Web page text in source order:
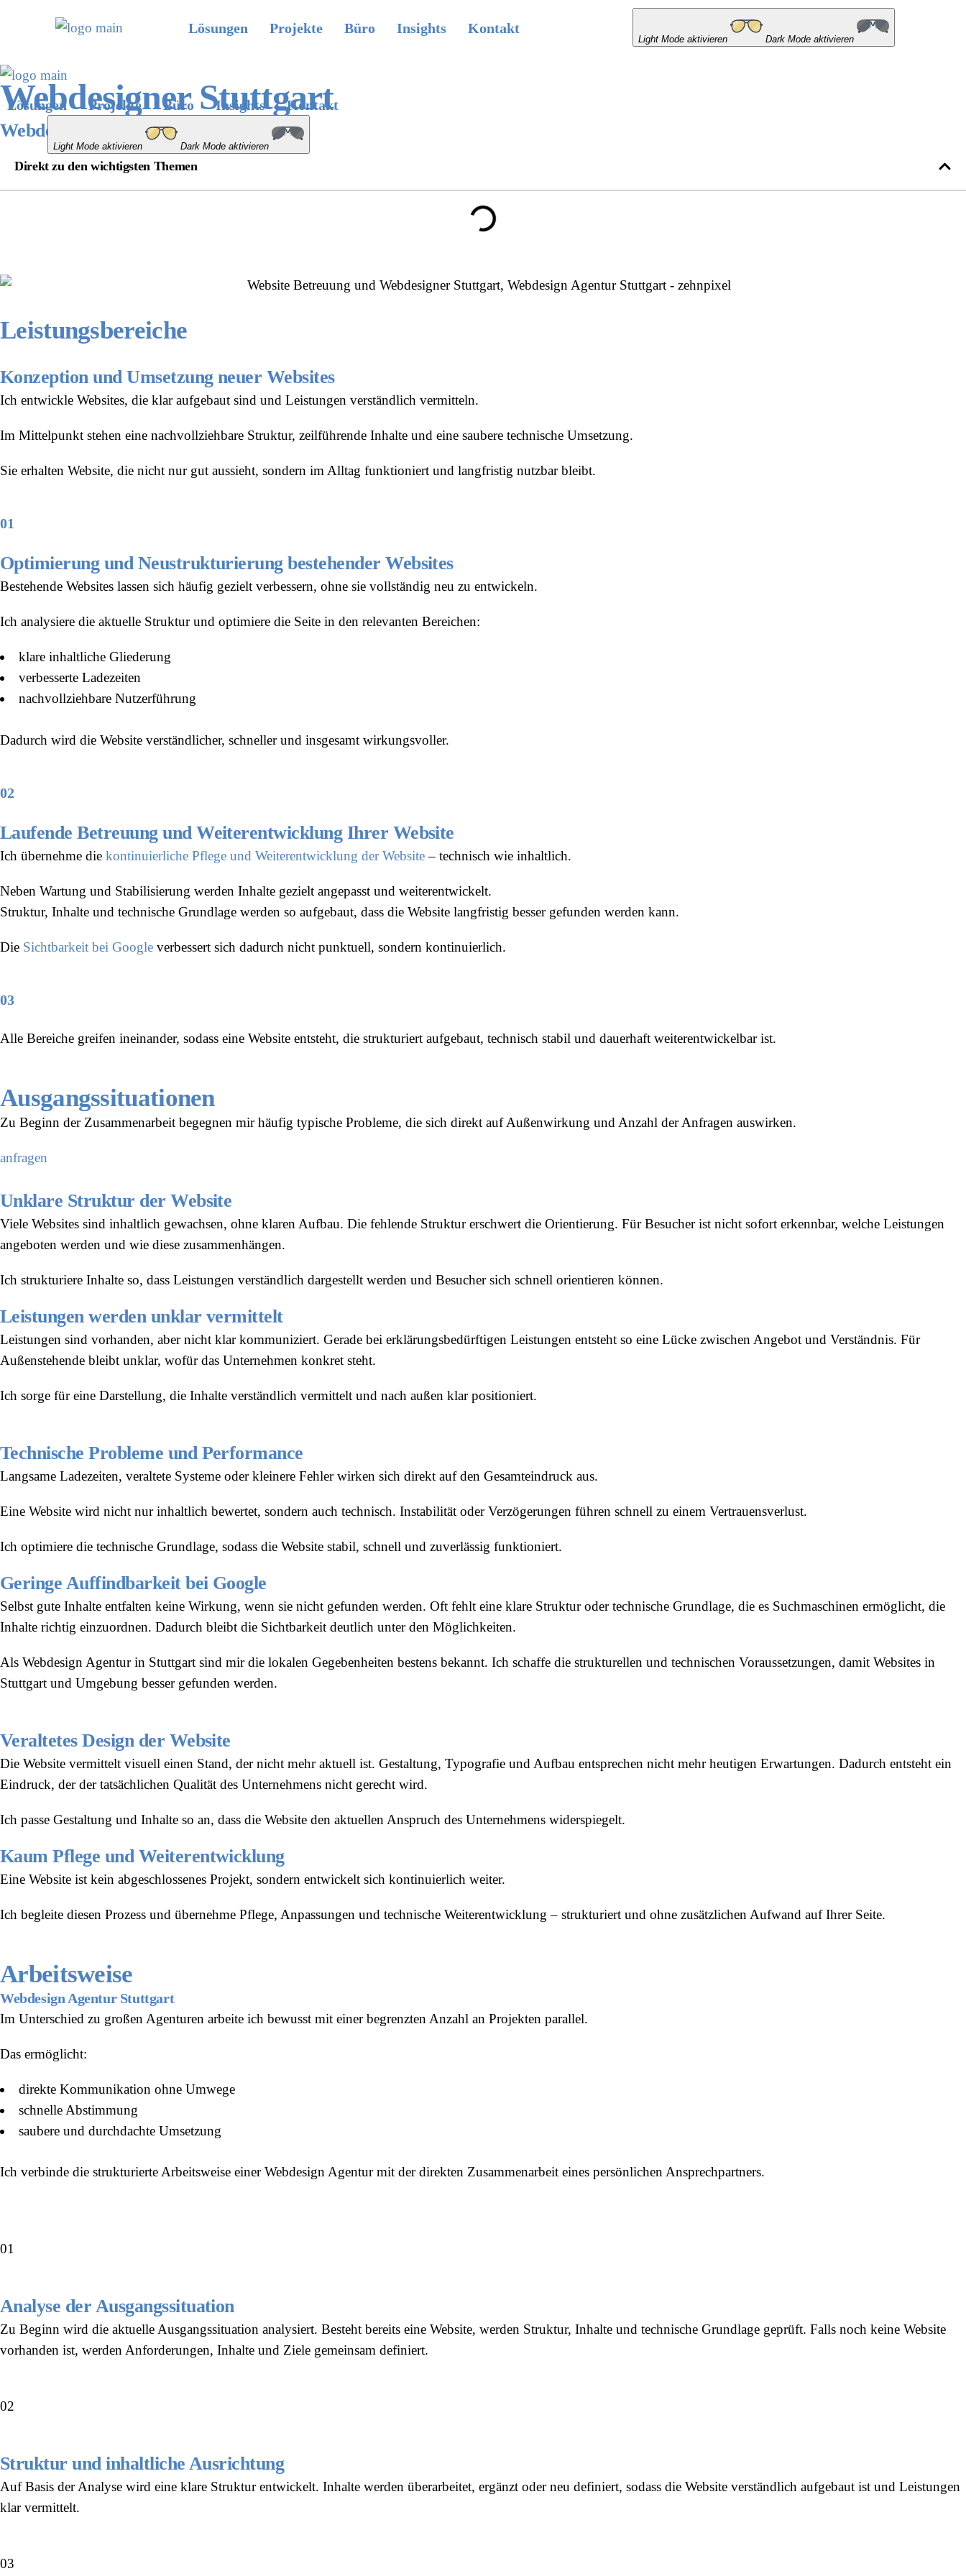
Lösungen Projekte Büro Insights Kontakt
Light Mode aktivieren Dark Mode aktivieren
Lösungen Projekte Büro Insights Kontakt
Light Mode aktivieren Dark Mode aktivieren
Webdesigner Stuttgart
Webdesign made in Stuttgart.
Direkt zu den wichtigsten Themen
Leistungsbereiche
Konzeption und Umsetzung neuer Websites
Ich entwickle Websites, die klar aufgebaut sind und Leistungen verständlich vermitteln.
Im Mittelpunkt stehen eine nachvollziehbare Struktur, zeilführende Inhalte und eine saubere technische Umsetzung.
Sie erhalten Website, die nicht nur gut aussieht, sondern im Alltag funktioniert und langfristig nutzbar bleibt.
01
Optimierung und Neustrukturierung bestehender Websites
Bestehende Websites lassen sich häufig gezielt verbessern, ohne sie vollständig neu zu entwickeln.
Ich analysiere die aktuelle Struktur und optimiere die Seite in den relevanten Bereichen:
klare inhaltliche Gliederung
verbesserte Ladezeiten
nachvollziehbare Nutzerführung
Dadurch wird die Website verständlicher, schneller und insgesamt wirkungsvoller.
02
Laufende Betreuung und Weiterentwicklung Ihrer Website
Ich übernehme die kontinuierliche Pflege und Weiterentwicklung der Website– technisch wie inhaltlich.
Neben Wartung und Stabilisierung werden Inhalte gezielt angepasst und weiterentwickelt.
Struktur, Inhalte und technische Grundlage werden so aufgebaut, dass die Website langfristig besser gefunden werden kann.
Die Sichtbarkeit bei Google verbessert sich dadurch nicht punktuell, sondern kontinuierlich.
03
Alle Bereiche greifen ineinander, sodass eine Website entsteht, die strukturiert aufgebaut, technisch stabil und dauerhaft weiterentwickelbar ist.
Ausgangssituationen
Zu Beginn der Zusammenarbeit begegnen mir häufig typische Probleme, die sich direkt auf Außenwirkung und Anzahl der Anfragen auswirken.
anfragen
Unklare Struktur der Website
Viele Websites sind inhaltlich gewachsen, ohne klaren Aufbau. Die fehlende Struktur erschwert die Orientierung. Für Besucher ist nicht sofort erkennbar, welche Leistungen
angeboten werden und wie diese zusammenhängen.
Ich strukturiere Inhalte so, dass Leistungen verständlich dargestellt werden und Besucher sich schnell orientieren können.
Leistungen werden unklar vermittelt
Leistungen sind vorhanden, aber nicht klar kommuniziert. Gerade bei erklärungsbedürftigen Leistungen entsteht so eine Lücke zwischen Angebot und Verständnis. Für
Außenstehende bleibt unklar, wofür das Unternehmen konkret steht.
Ich sorge für eine Darstellung, die Inhalte verständlich vermittelt und nach außen klar positioniert.
Technische Probleme und Performance
Langsame Ladezeiten, veraltete Systeme oder kleinere Fehler wirken sich direkt auf den Gesamteindruck aus.
Eine Website wird nicht nur inhaltlich bewertet, sondern auch technisch. Instabilität oder Verzögerungen führen schnell zu einem Vertrauensverlust.
Ich optimiere die technische Grundlage, sodass die Website stabil, schnell und zuverlässig funktioniert.
Geringe Auffindbarkeit bei Google
Selbst gute Inhalte entfalten keine Wirkung, wenn sie nicht gefunden werden. Oft fehlt eine klare Struktur oder technische Grundlage, die es Suchmaschinen ermöglicht, die
Inhalte richtig einzuordnen. Dadurch bleibt die Sichtbarkeit deutlich unter den Möglichkeiten.
Als Webdesign Agentur in Stuttgart sind mir die lokalen Gegebenheiten bestens bekannt. Ich schaffe die strukturellen und technischen Voraussetzungen, damit Websites in
Stuttgart und Umgebung besser gefunden werden.
Veraltetes Design der Website
Die Website vermittelt visuell einen Stand, der nicht mehr aktuell ist. Gestaltung, Typografie und Aufbau entsprechen nicht mehr heutigen Erwartungen. Dadurch entsteht ein
Eindruck, der der tatsächlichen Qualität des Unternehmens nicht gerecht wird.
Ich passe Gestaltung und Inhalte so an, dass die Website den aktuellen Anspruch des Unternehmens widerspiegelt.
Kaum Pflege und Weiterentwicklung
Eine Website ist kein abgeschlossenes Projekt, sondern entwickelt sich kontinuierlich weiter.
Ich begleite diesen Prozess und übernehme Pflege, Anpassungen und technische Weiterentwicklung – strukturiert und ohne zusätzlichen Aufwand auf Ihrer Seite.
Arbeitsweise
Webdesign Agentur Stuttgart
Im Unterschied zu großen Agenturen arbeite ich bewusst mit einer begrenzten Anzahl an Projekten parallel.
Das ermöglicht:
direkte Kommunikation ohne Umwege
schnelle Abstimmung
saubere und durchdachte Umsetzung
Ich verbinde die strukturierte Arbeitsweise einer Webdesign Agentur mit der direkten Zusammenarbeit eines persönlichen Ansprechpartners.
01
Analyse der Ausgangssituation
Zu Beginn wird die aktuelle Ausgangssituation analysiert. Besteht bereits eine Website, werden Struktur, Inhalte und technische Grundlage geprüft. Falls noch keine Website
vorhanden ist, werden Anforderungen, Inhalte und Ziele gemeinsam definiert.
02
Struktur und inhaltliche Ausrichtung
Auf Basis der Analyse wird eine klare Struktur entwickelt. Inhalte werden überarbeitet, ergänzt oder neu definiert, sodass die Website verständlich aufgebaut ist und Leistungen
klar vermittelt.
03